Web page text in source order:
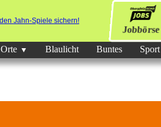
Jobbörse
Blaulicht Buntes Sport